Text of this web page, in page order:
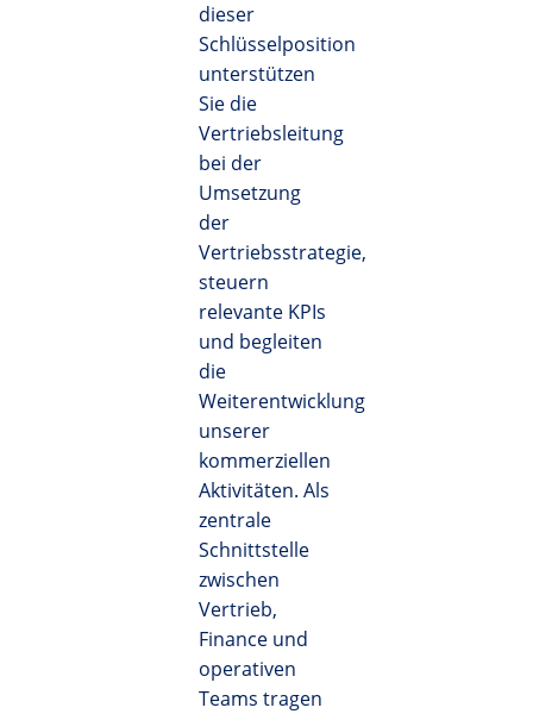
dieser
Schlüsselposition
unterstützen
Sie die
Vertriebsleitung
bei der
Umsetzung
der
Vertriebsstrategie,
steuern
relevante KPIs
und begleiten
die
Weiterentwicklung
unserer
kommerziellen
Aktivitäten. Als
zentrale
Schnittstelle
zwischen
Vertrieb,
Finance und
operativen
Teams tragen